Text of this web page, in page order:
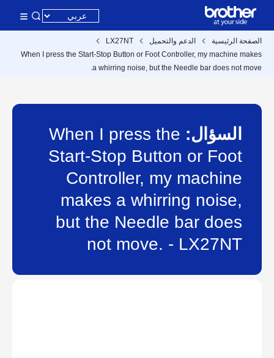
الصفحة الرئيسية الدعم والتحميل
LX27NT
When I press the Start-Stop Button or Foot Controller, my machine makes
a whirring noise, but the Needle bar does not move.
السؤال:
When I press the
Start-Stop Button or Foot
Controller, my machine
makes a whirring noise,
but the Needle bar does
not move. - LX27NT